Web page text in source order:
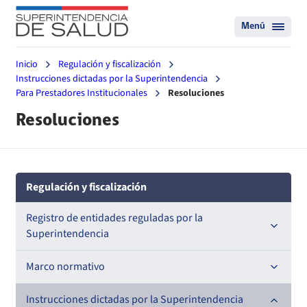
Menú
Inicio
Regulación y fiscalización
Instrucciones dictadas por la Superintendencia
Para Prestadores Institucionales
Resoluciones
Resoluciones
Regulación y fiscalización
Registro de entidades reguladas por la
Superintendencia
Registro de Prestadores Acreditados
Nacional
Registro de Entidades Acreditadoras
Marco normativo
Leyes
Instrucciones dictadas por la Superintendencia